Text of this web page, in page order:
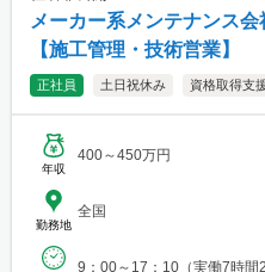
メーカー系メンテナンス
【施工管理・技術営業】
正社員 土日祝休み 資格取得支
年収
400～450万円
勤務地
全国
9：00～17：10（実働7時間